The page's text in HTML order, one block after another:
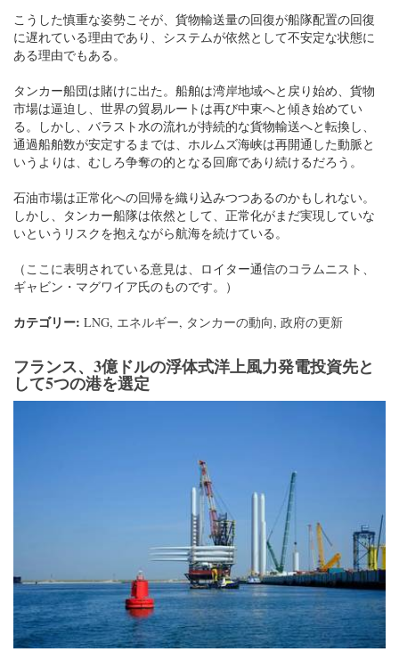
こうした慎重な姿勢こそが、貨物輸送量の回復が船隊配置の回復
に遅れている理由であり、システムが依然として不安定な状態に
ある理由でもある。
タンカー船団は賭けに出た。船舶は湾岸地域へと戻り始め、貨物
市場は逼迫し、世界の貿易ルートは再び中東へと傾き始めてい
る。しかし、バラスト水の流れが持続的な貨物輸送へと転換し、
通過船舶数が安定するまでは、ホルムズ海峡は再開通した動脈と
いうよりは、むしろ争奪の的となる回廊であり続けるだろう。
石油市場は正常化への回帰を織り込みつつあるのかもしれない。
しかし、タンカー船隊は依然として、正常化がまだ実現していな
いというリスクを抱えながら航海を続けている。
（ここに表明されている意見は、ロイター通信のコラムニスト、
ギャビン・マグワイア氏のものです。）
カテゴリー: LNG, エネルギー, タンカーの動向, 政府の更新
フランス、3億ドルの浮体式洋上風力発電投資先と
して5つの港を選定